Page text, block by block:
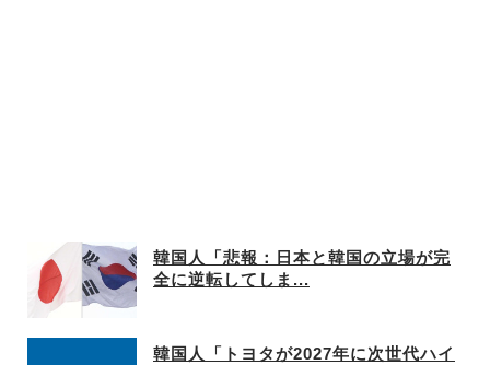
韓国人「悲報：日本と韓国の立場が完
全に逆転してしま...
韓国人「トヨタが2027年に次世代ハイ